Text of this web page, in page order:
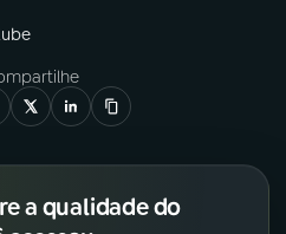
a qualidade do